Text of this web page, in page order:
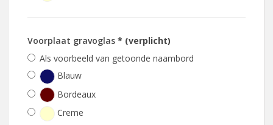
Voorplaat gravoglas * (verplicht)
Als voorbeeld van getoonde naambord
Blauw
Bordeaux
Creme